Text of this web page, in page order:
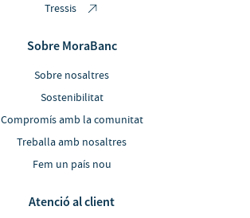
Tressis
Sobre MoraBanc
Sobre nosaltres
Sostenibilitat
Compromís amb la comunitat
Treballa amb nosaltres
Fem un país nou
Atenció al client